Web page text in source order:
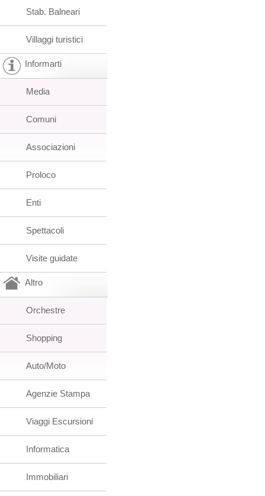
Stab. Balneari
Villaggi turistici
Informarti
Media
Comuni
Associazioni
Proloco
Enti
Spettacoli
Visite guidate
Altro
Orchestre
Shopping
Auto/Moto
Agenzie Stampa
Viaggi Escursioni
Informatica
Immobiliari